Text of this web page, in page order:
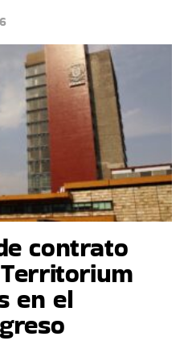
contrato
en el